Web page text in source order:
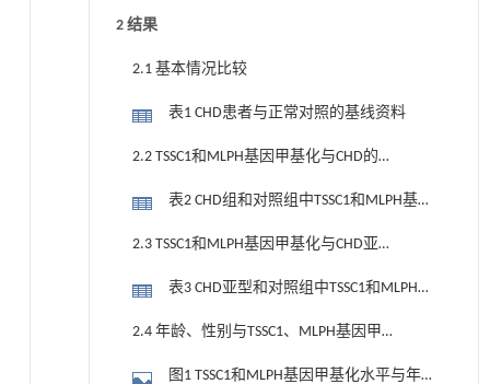
2 结果
2.1 基本情况比较
表1 CHD患者与正常对照的基线资料
2.2 TSSC1和MLPH基因甲基化与CHD的关
表2 CHD组和对照组中TSSC1和MLPH基因
甲基化差异
2.3 TSSC1和MLPH基因甲基化与CHD亚型
表3 CHD亚型和对照组中TSSC1和MLPH甲
基化差异
2.4 年龄、性别与TSSC1、MLPH基因甲基
图1 TSSC1和MLPH基因甲基化水平与年